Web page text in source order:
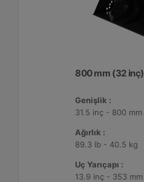
800 mm (32 inç)
Genişlik :
31.5 inç - 800 mm
Ağırlık :
89.3 lb - 40.5 kg
Uç Yarıçapı :
13.9 inç - 353 mm